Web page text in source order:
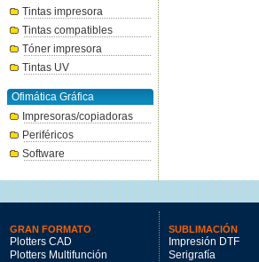
Tintas impresora
Tintas compatibles
Tóner impresora
Tintas UV
Ofimática Gráfica
Impresoras/copiadoras
Periféricos
Software
GRAN FORMATO
Plotters CAD
Plotters Multifunción
SUBLIMACIÓN
Impresión DTF
Serigrafía